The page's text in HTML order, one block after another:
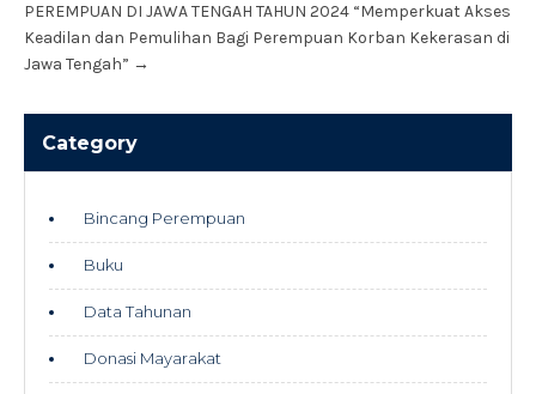
PEREMPUAN DI JAWA TENGAH TAHUN 2024 “Memperkuat Akses
Keadilan dan Pemulihan Bagi Perempuan Korban Kekerasan di
Jawa Tengah” →
Category
Bincang Perempuan
Buku
Data Tahunan
Donasi Mayarakat